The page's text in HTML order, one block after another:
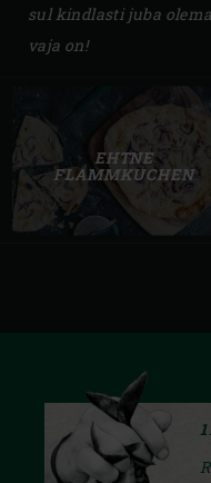
sul kindlasti juba
vaja on!
EHTNE
FLAMMKUCHEN